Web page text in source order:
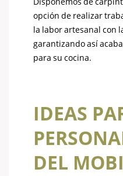
opción de realizar
la labor artesanal con
garantizando así
para su cocina.
IDEAS
DEL